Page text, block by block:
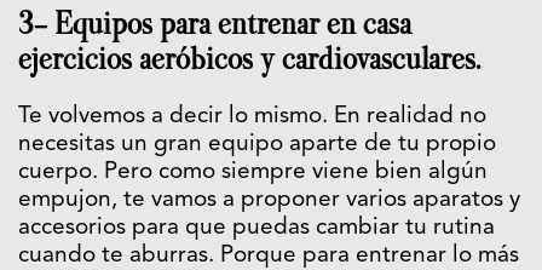
3- Equipos para entrenar en casa
ejercicios aeróbicos y cardiovasculares.
Te volvemos a decir lo mismo. En realidad no
necesitas un gran equipo aparte de tu propio
cuerpo. Pero como siempre viene bien algún
empujon, te vamos a proponer varios aparatos y
accesorios para que puedas cambiar tu rutina
cuando te aburras. Porque para entrenar lo más